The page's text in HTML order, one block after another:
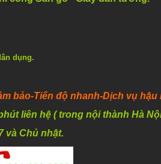
dụng.
bảo-Tiến độ nhanh-Dịch vụ hậu
liên hệ ( trong nội thành Hà
và Chủ nhật.